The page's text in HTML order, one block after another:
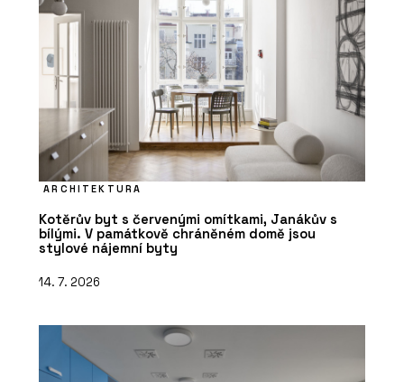
ARCHITEKTURA
Kotěrův byt s červenými omítkami, Janákův s
bílými. V památkově chráněném domě jsou
stylové nájemní byty
14. 7. 2026